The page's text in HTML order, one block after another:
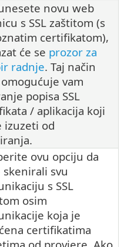
novu web
s SSL zaštitom (s
certifikatom),
će se prozor za
radnje. Taj način
vam
popisa SSL
/ aplikacija koji
izuzeti od
ovu opciju da
skenirali svu
s SSL
osim
koja je
certifikatima